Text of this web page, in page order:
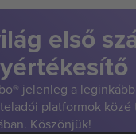
első
jelenleg a
platformok közé
Köszönjük!